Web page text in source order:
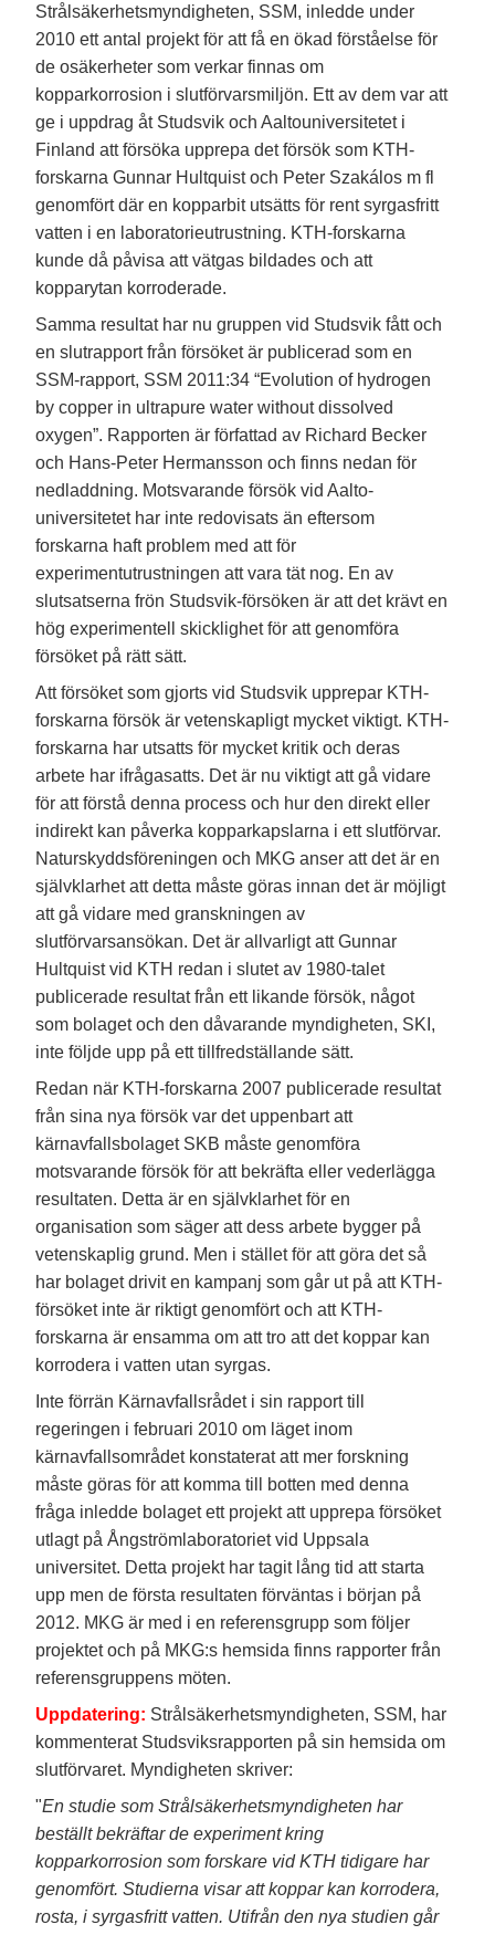
Strålsäkerhetsmyndigheten, SSM, inledde under
2010 ett antal projekt för att få en ökad förståelse för
de osäkerheter som verkar finnas om
kopparkorrosion i slutförvarsmiljön. Ett av dem var att
ge i uppdrag åt Studsvik och Aaltouniversitetet i
Finland att försöka upprepa det försök som KTH-
forskarna Gunnar Hultquist och Peter Szakálos m fl
genomfört där en kopparbit utsätts för rent syrgasfritt
vatten i en laboratorieutrustning. KTH-forskarna
kunde då påvisa att vätgas bildades och att
kopparytan korroderade.
Samma resultat har nu gruppen vid Studsvik fått och
en slutrapport från försöket är publicerad som en
SSM-rapport, SSM 2011:34 “Evolution of hydrogen
by copper in ultrapure water without dissolved
oxygen”. Rapporten är författad av Richard Becker
och Hans-Peter Hermansson och finns nedan för
nedladdning. Motsvarande försök vid Aalto-
universitetet har inte redovisats än eftersom
forskarna haft problem med att för
experimentutrustningen att vara tät nog. En av
slutsatserna frön Studsvik-försöken är att det krävt en
hög experimentell skicklighet för att genomföra
försöket på rätt sätt.
Att försöket som gjorts vid Studsvik upprepar KTH-
forskarna försök är vetenskapligt mycket viktigt. KTH-
forskarna har utsatts för mycket kritik och deras
arbete har ifrågasatts. Det är nu viktigt att gå vidare
för att förstå denna process och hur den direkt eller
indirekt kan påverka kopparkapslarna i ett slutförvar.
Naturskyddsföreningen och MKG anser att det är en
självklarhet att detta måste göras innan det är möjligt
att gå vidare med granskningen av
slutförvarsansökan. Det är allvarligt att Gunnar
Hultquist vid KTH redan i slutet av 1980-talet
publicerade resultat från ett likande försök, något
som bolaget och den dåvarande myndigheten, SKI,
inte följde upp på ett tillfredställande sätt.
Redan när KTH-forskarna 2007 publicerade resultat
från sina nya försök var det uppenbart att
kärnavfallsbolaget SKB måste genomföra
motsvarande försök för att bekräfta eller vederlägga
resultaten. Detta är en självklarhet för en
organisation som säger att dess arbete bygger på
vetenskaplig grund. Men i stället för att göra det så
har bolaget drivit en kampanj som går ut på att KTH-
försöket inte är riktigt genomfört och att KTH-
forskarna är ensamma om att tro att det koppar kan
korrodera i vatten utan syrgas.
Inte förrän Kärnavfallsrådet i sin rapport till
regeringen i februari 2010 om läget inom
kärnavfallsområdet konstaterat att mer forskning
måste göras för att komma till botten med denna
fråga inledde bolaget ett projekt att upprepa försöket
utlagt på Ångströmlaboratoriet vid Uppsala
universitet. Detta projekt har tagit lång tid att starta
upp men de första resultaten förväntas i början på
2012. MKG är med i en referensgrupp som följer
projektet och på MKG:s hemsida finns rapporter från
referensgruppens möten.
Uppdatering: Strålsäkerhetsmyndigheten, SSM, har
kommenterat Studsviksrapporten på sin hemsida om
slutförvaret. Myndigheten skriver:
"En studie som Strålsäkerhetsmyndigheten har
beställt bekräftar de experiment kring
kopparkorrosion som forskare vid KTH tidigare har
genomfört. Studierna visar att koppar kan korrodera,
rosta, i syrgasfritt vatten. Utifrån den nya studien går